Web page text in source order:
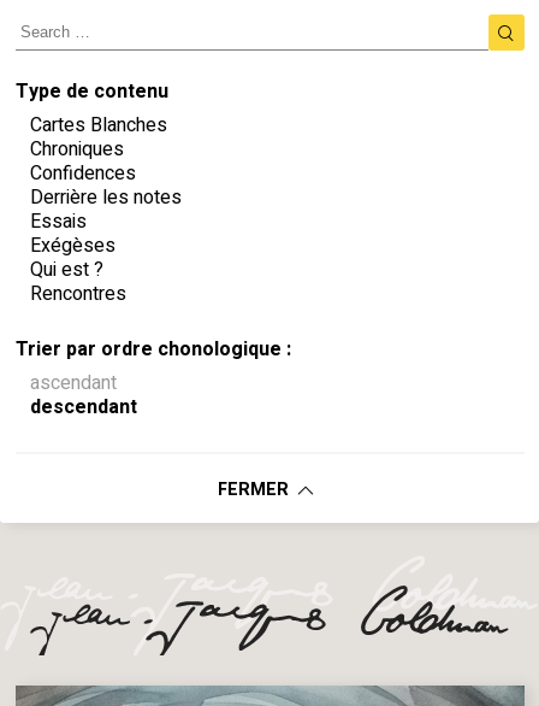
Type de contenu
Cartes Blanches
Chroniques
Confidences
Derrière les notes
Essais
Exégèses
Qui est ?
Rencontres
Trier par ordre chonologique :
ascendant
descendant
FERMER